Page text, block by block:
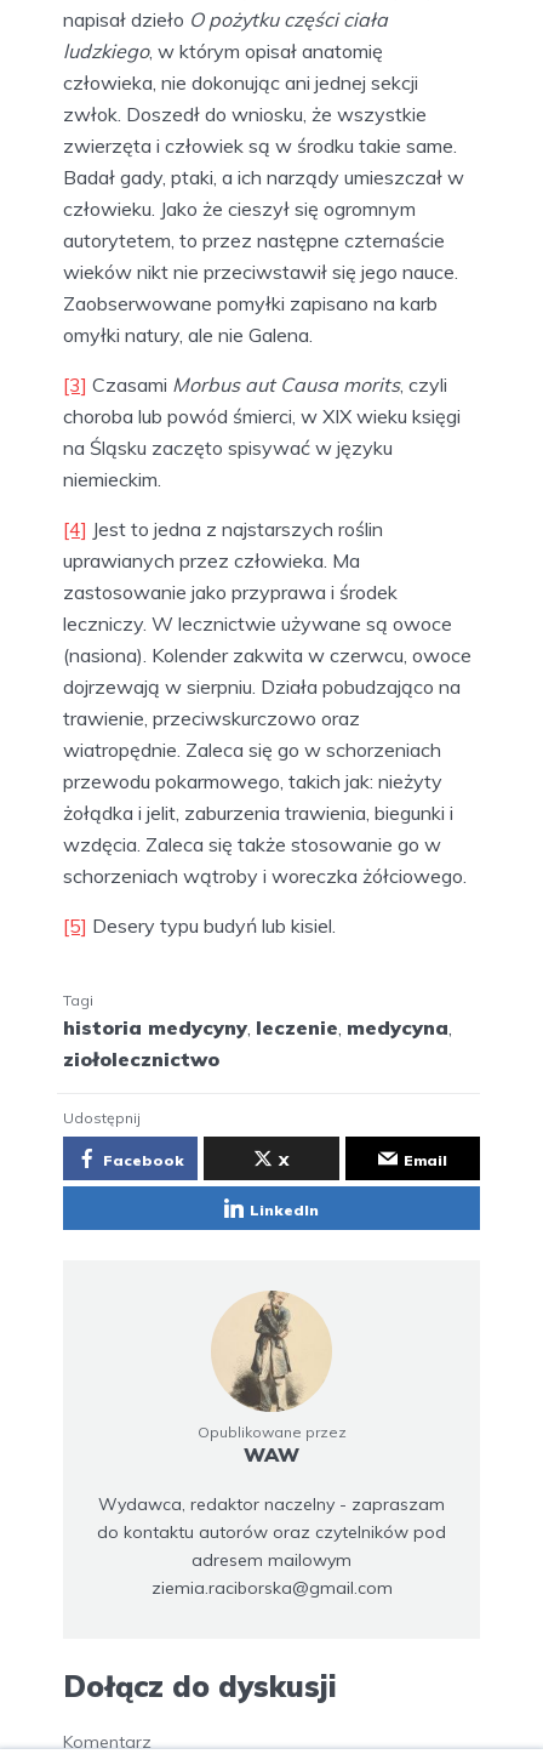
napisał dzieło O pożytku części ciała
ludzkiego, w którym opisał anatomię
człowieka, nie dokonując ani jednej sekcji
zwłok. Doszedł do wniosku, że wszystkie
zwierzęta i człowiek są w środku takie same.
Badał gady, ptaki, a ich narządy umieszczał w
człowieku. Jako że cieszył się ogromnym
autorytetem, to przez następne czternaście
wieków nikt nie przeciwstawił się jego nauce.
Zaobserwowane pomyłki zapisano na karb
omyłki natury, ale nie Galena.
[3] Czasami Morbus aut Causa morits, czyli
choroba lub powód śmierci, w XIX wieku księgi
na Śląsku zaczęto spisywać w języku
niemieckim.
[4] Jest to jedna z najstarszych roślin
uprawianych przez człowieka. Ma
zastosowanie jako przyprawa i środek
leczniczy. W lecznictwie używane są owoce
(nasiona). Kolender zakwita w czerwcu, owoce
dojrzewają w sierpniu. Działa pobudzająco na
trawienie, przeciwskurczowo oraz
wiatropędnie. Zaleca się go w schorzeniach
przewodu pokarmowego, takich jak: nieżyty
żołądka i jelit, zaburzenia trawienia, biegunki i
wzdęcia. Zaleca się także stosowanie go w
schorzeniach wątroby i woreczka żółciowego.
[5] Desery typu budyń lub kisiel.
Tagi
historia medycyny leczenie medycyna
ziołolecznictwo
Udostępnij
Facebook X Email
LinkedIn
Opublikowane przez
WAW
Wydawca, redaktor naczelny - zapraszam
do kontaktu autorów oraz czytelników pod
adresem mailowym
ziemia.raciborska@gmail.com
Dołącz do dyskusji
Komentarz